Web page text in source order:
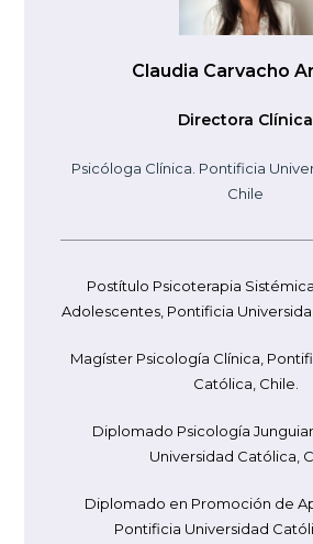
Claudia Carvacho
Directora Clínica
Psicóloga Clínica. Pontificia
Chile
Postítulo Psicoterapia
Adolescentes, Pontificia
Magíster Psicología Clínica,
Católica, Chile.
Diplomado Psicología
Universidad Católica,
Diplomado en Promoción de
Pontificia Universidad